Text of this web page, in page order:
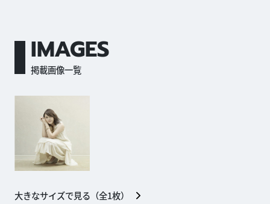
IMAGES
掲載画像一覧
大きなサイズで見る（全1枚）